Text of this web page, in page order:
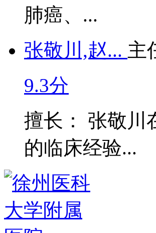
肺癌、...
张敬川,赵... 主
9.3分
擅长： 张敬川
的临床经验...